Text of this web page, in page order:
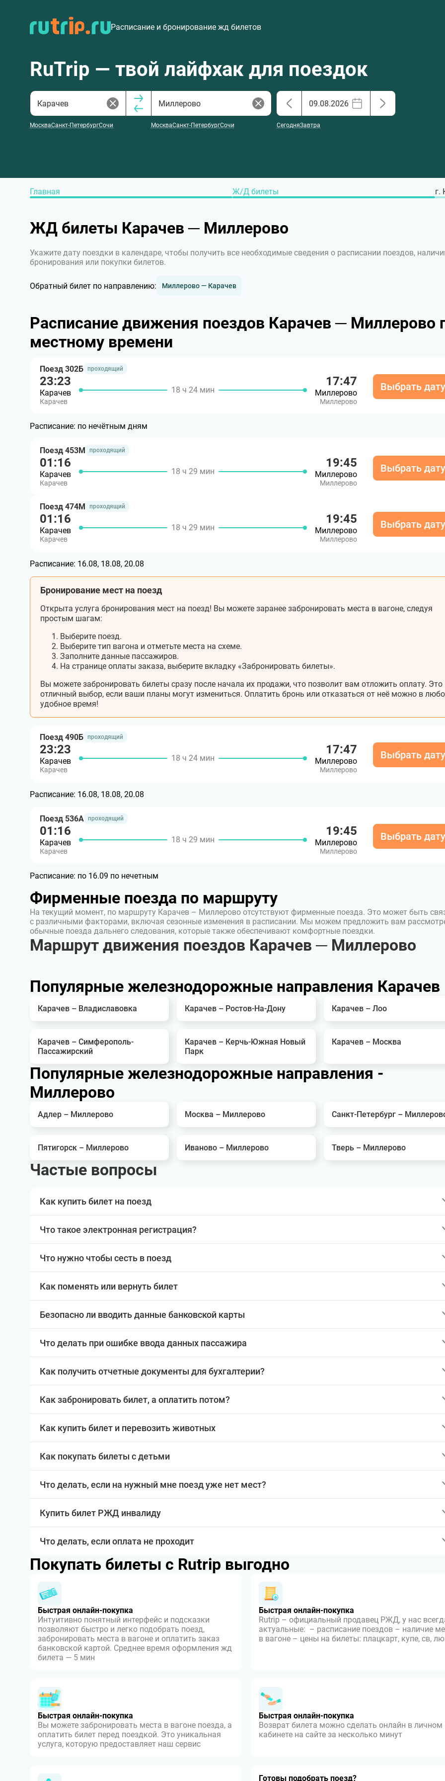
Расписание и бронирование жд билетов
RuTrip — твой лайфхак для поездок
МоскваСанкт-ПетербургСочи МоскваСанкт-ПетербургСочи СегодняЗавтра
Главная Ж/Д билеты г.
ЖД билеты Карачев ─ Миллерово
Укажите дату поездки в календаре, чтобы получить все необходимые сведения о расписании поездов,
бронирования или покупки билетов.
Обратный билет по направлению: Миллерово — Карачев
Расписание движения поездов Карачев ─ Миллерово
местному времени
Поезд 302Б проходящий
23:23
Карачев
Карачев
18 ч 24 мин
17:47
Миллерово
Миллерово
Выбрать дату
Расписание: по нечётным дням
Поезд 453М проходящий
01:16
Карачев
Карачев
18 ч 29 мин
19:45
Миллерово
Миллерово
Выбрать дату
Поезд 474М проходящий
01:16
Карачев
Карачев
18 ч 29 мин
19:45
Миллерово
Миллерово
Выбрать дату
Расписание: 16.08, 18.08, 20.08
Бронирование мест на поезд
Открыта услуга бронирования мест на поезд! Вы можете заранее забронировать места в вагоне, следуя
простым шагам:
Выберите поезд.
Выберите тип вагона и отметьте места на схеме.
Заполните данные пассажиров.
На странице оплаты заказа, выберите вкладку «Забронировать билеты».
Вы можете забронировать билеты сразу после начала их продажи, что позволит вам отложить оплату. Это
отличный выбор, если ваши планы могут измениться. Оплатить бронь или отказаться от неё можно в
удобное время!
Поезд 490Б проходящий
23:23
Карачев
Карачев
18 ч 24 мин
17:47
Миллерово
Миллерово
Выбрать дату
Расписание: 16.08, 18.08, 20.08
Поезд 536А проходящий
01:16
Карачев
Карачев
18 ч 29 мин
19:45
Миллерово
Миллерово
Выбрать дату
Расписание: по 16.09 по нечетным
Фирменные поезда по маршруту
На текущий момент, по маршруту Карачев – Миллерово отсутствуют фирменные поезда. Это может быть
с различными факторами, включая сезонные изменения в расписании. Мы можем предложить вам
обычные поезда дальнего следования, которые также обеспечивают комфортные поездки.
Маршрут движения поездов Карачев ─ Миллерово
Популярные железнодорожные направления Карачев
Карачев – Владиславовка Карачев – Ростов-На-Дону Карачев – Лоо
Карачев – Симферополь-
Пассажирский
Карачев – Керчь-Южная Новый
Парк
Карачев – Москва
Популярные железнодорожные направления -
Миллерово
Адлер – Миллерово Москва – Миллерово Санкт-Петербург –
Пятигорск – Миллерово Иваново – Миллерово Тверь – Миллерово
Частые вопросы
Как купить билет на поезд
Что такое электронная регистрация?
Что нужно чтобы сесть в поезд
Как поменять или вернуть билет
Безопасно ли вводить данные банковской карты
Что делать при ошибке ввода данных пассажира
Как получить отчетные документы для бухгалтерии?
Как забронировать билет, а оплатить потом?
Как купить билет и перевозить животных
Как покупать билеты с детьми
Что делать, если на нужный мне поезд уже нет мест?
Купить билет РЖД инвалиду
Что делать, если оплата не проходит
Покупать билеты с Rutrip выгодно
Быстрая онлайн-покупка
Интуитивно понятный интерфейс и подсказки
позволяют быстро и легко подобрать поезд,
забронировать места в вагоне и оплатить заказ
банковской картой. Среднее время оформления жд
билета — 5 мин
Быстрая онлайн-покупка
Rutrip – официальный продавец РЖД, у нас
актуальные: – расписание поездов – наличие
в вагоне – цены на билеты: плацкарт, купе, св,
Быстрая онлайн-покупка
Вы можете забронировать места в вагоне поезда, а
оплатить билет перед поездкой. Это уникальная
услуга, которую предоставляет наш сервис
Быстрая онлайн-покупка
Возврат билета можно сделать онлайн в личном
кабинете на сайте за несколько минут
Готовы подобрать поезд?